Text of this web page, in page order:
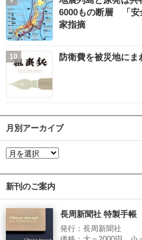
6000もの断層 「安
家指摘
防衛費を被災地にま
月別アーカイブ
新刊のご案内
長周新聞社 特製手帳
発行：長周新聞社